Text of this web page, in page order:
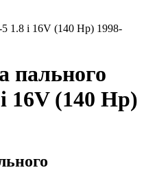
1.8 i 16V (140 Hp) 1998-
пального
16V (140 Hp)